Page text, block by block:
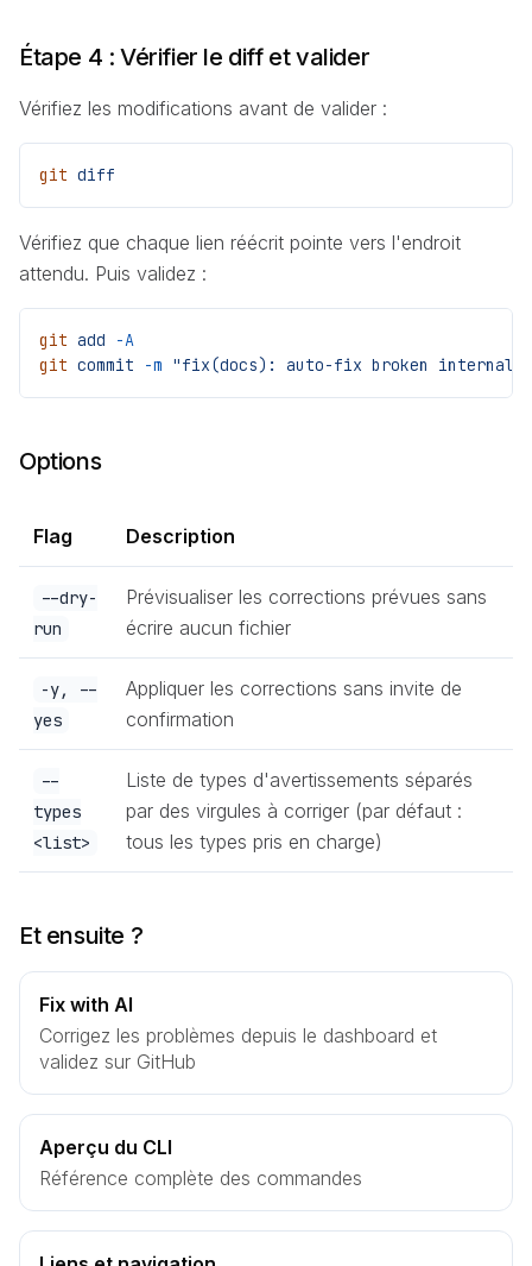
Étape 4 : Vérifier le diff et valider
Vérifiez les modifications avant de valider :
git diff
Vérifiez que chaque lien réécrit pointe vers l'endroit
attendu. Puis validez :
git add -A
git commit -m "fix(docs): auto-fix broken internal
Options
Flag Description
--dry-
run
Prévisualiser les corrections prévues sans
écrire aucun fichier
-y, --
yes
Appliquer les corrections sans invite de
confirmation
--
types
<list>
Liste de types d'avertissements séparés
par des virgules à corriger (par défaut :
tous les types pris en charge)
Et ensuite ?
Fix with AI
Corrigez les problèmes depuis le dashboard et
validez sur GitHub
Aperçu du CLI
Référence complète des commandes